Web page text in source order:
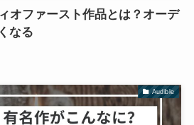
オファースト作品とは？オーデ
なる
Audible